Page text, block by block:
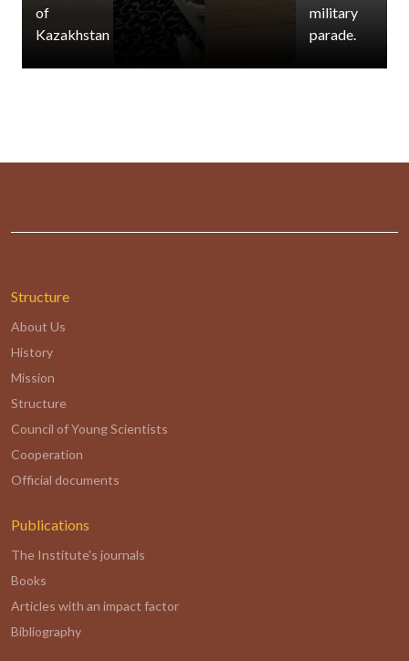
of
Kazakhstan
military
parade.
Structure
About Us
History
Mission
Structure
Council of Young Scientists
Cooperation
Official documents
Publications
The Institute's journals
Books
Articles with an impact factor
Bibliography